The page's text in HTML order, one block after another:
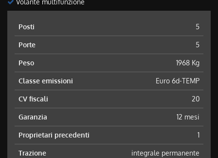
Volante multifunzione
Posti 5
Porte 5
Peso 1968 Kg
Classe emissioni Euro 6d-TEMP
CV fiscali 20
Garanzia 12 mesi
Proprietari precedenti 1
Trazione integrale permanente